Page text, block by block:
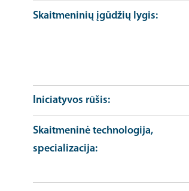
Skaitmeninių įgūdžių lygis
Iniciatyvos rūšis
Skaitmeninė technologija,
specializacija